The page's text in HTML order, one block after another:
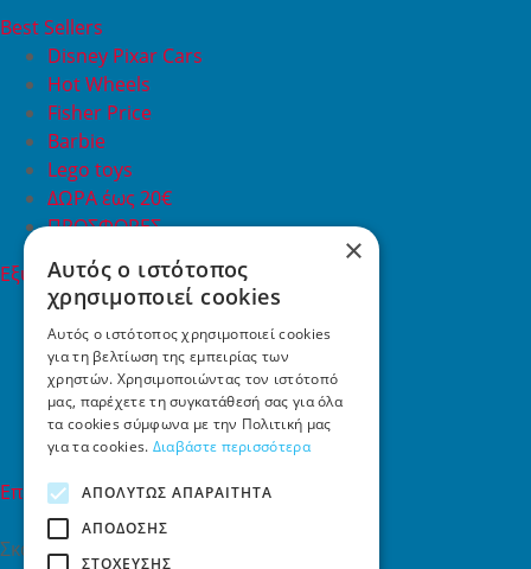
Best Sellers
Disney Pixar Cars
Hot Wheels
Fisher Price
Barbie
Lego toys
ΔΩΡΑ έως 20€
ΠΡΟΣΦΟΡΕΣ
Εξυπηρέτηση Πελατών
Εξυπηρέτηση πελατών
Συχνές ερωτήσεις
Όροι χρήσης
Τρόποι Πληρωμής
Επιστροφές
Επικοινωνία
Επικοινωνία
Σκαλάνι, Ηράκλειο Κρήτης
×
Αυτός ο ιστότοπος
χρησιμοποιεί cookies
Αυτός ο ιστότοπος χρησιμοποιεί cookies
για τη βελτίωση της εμπειρίας των
χρηστών. Χρησιμοποιώντας τον ιστότοπό
μας, παρέχετε τη συγκατάθεσή σας για όλα
τα cookies σύμφωνα με την Πολιτική μας
για τα cookies. Διαβάστε περισσότερα
ΑΠΟΛΎΤΩΣ ΑΠΑΡΑΊΤΗΤΑ
ΑΠΌΔΟΣΗΣ
ΣΤΌΧΕΥΣΗΣ